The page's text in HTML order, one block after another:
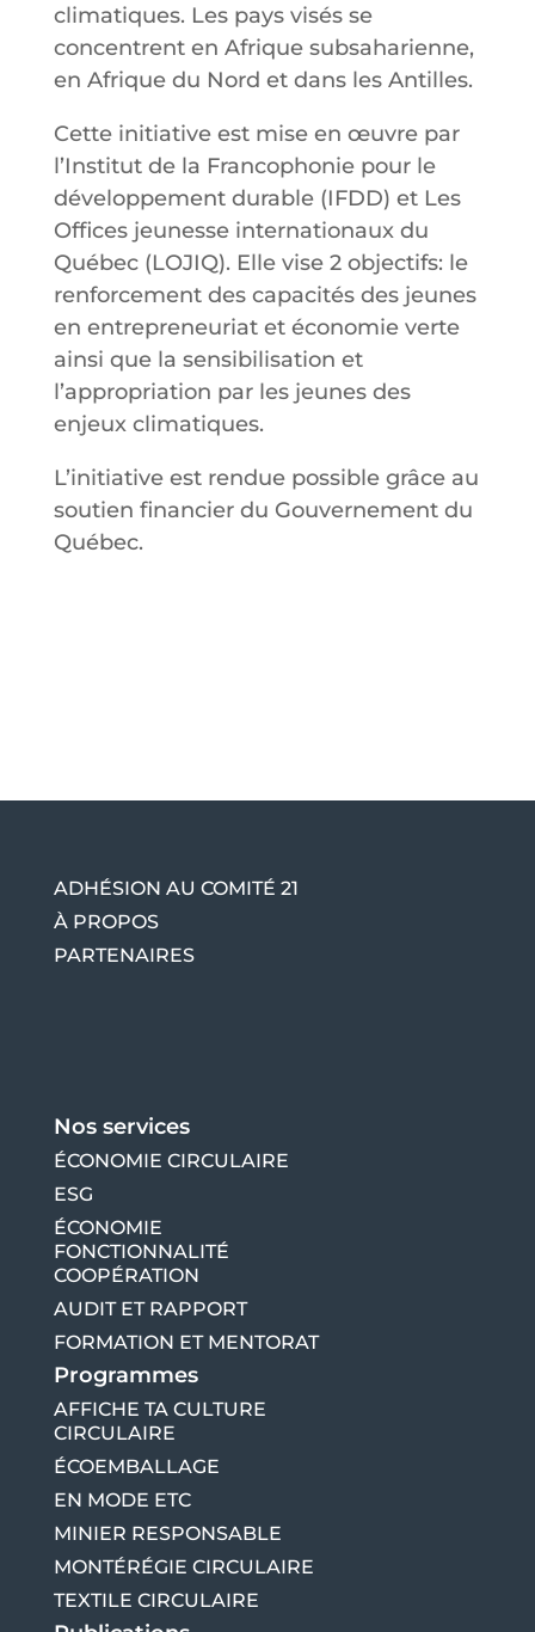
climatiques. Les pays visés se
concentrent en Afrique subsaharienne,
en Afrique du Nord et dans les Antilles.
Cette initiative est mise en œuvre par
l’Institut de la Francophonie pour le
développement durable (IFDD) et Les
Offices jeunesse internationaux du
Québec (LOJIQ). Elle vise 2 objectifs: le
renforcement des capacités des jeunes
en entrepreneuriat et économie verte
ainsi que la sensibilisation et
l’appropriation par les jeunes des
enjeux climatiques.
L’initiative est rendue possible grâce au
soutien financier du Gouvernement du
Québec.
ADHÉSION AU COMITÉ 21
À PROPOS
PARTENAIRES
Nos services
ÉCONOMIE CIRCULAIRE
ESG
ÉCONOMIE
FONCTIONNALITÉ
COOPÉRATION
AUDIT ET RAPPORT
FORMATION ET MENTORAT
Programmes
AFFICHE TA CULTURE
CIRCULAIRE
ÉCOEMBALLAGE
EN MODE ETC
MINIER RESPONSABLE
MONTÉRÉGIE CIRCULAIRE
TEXTILE CIRCULAIRE